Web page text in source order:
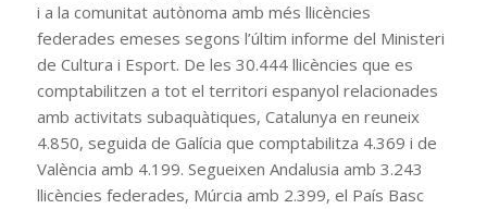
i a la comunitat autònoma amb més llicències
federades emeses segons l’últim informe del Ministeri
de Cultura i Esport. De les 30.444 llicències que es
comptabilitzen a tot el territori espanyol relacionades
amb activitats subaquàtiques, Catalunya en reuneix
4.850, seguida de Galícia que comptabilitza 4.369 i de
València amb 4.199. Segueixen Andalusia amb 3.243
llicències federades, Múrcia amb 2.399, el País Basc